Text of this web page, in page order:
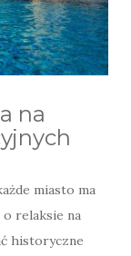
na
miasto ma
relaksie na
historyczne